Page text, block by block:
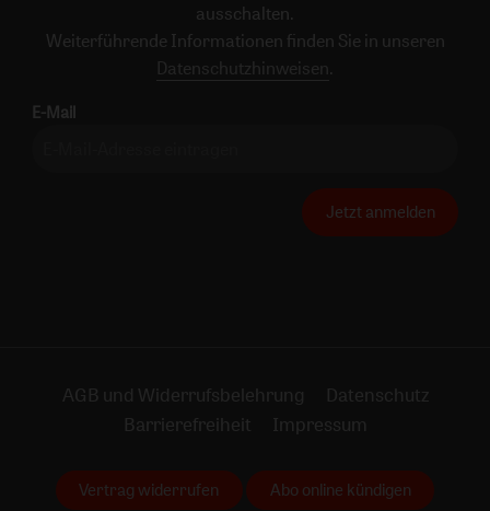
ausschalten.
Weiterführende Informationen finden Sie in unseren
Datenschutzhinweisen .
E-Mail
Jetzt anmelden
AGB und Widerrufsbelehrung
Datenschutz
Barrierefreiheit
Impressum
Vertrag widerrufen Abo online kündigen